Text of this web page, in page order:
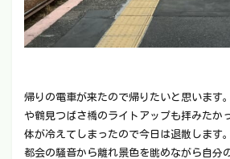
帰りの電車が来たので帰りたいと思います
や鶴見つばさ橋のライトアップも拝みたか
体が冷えてしまったので今日は退散します。
都会の騒音から離れ景色を眺めながら自分